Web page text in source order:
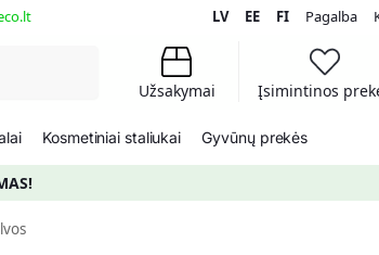
LV EE FI Pagalba
Užsakymai Įsimintinos
Kosmetiniai staliukai Gyvūnų prekės